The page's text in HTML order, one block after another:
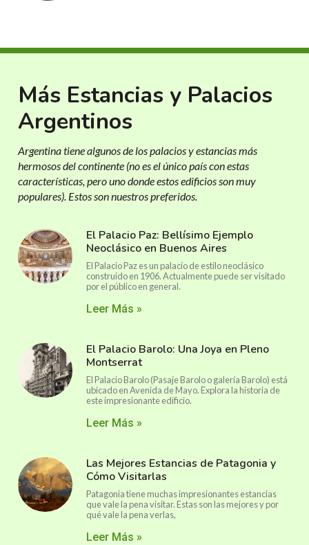
Más Estancias y Palacios
Argentinos
Argentina tiene algunos de los palacios y estancias más
hermosos del continente (no es el único país con estas
características, pero uno donde estos edificios son muy
populares). Estos son nuestros preferidos.
El Palacio Paz: Bellísimo Ejemplo
Neoclásico en Buenos Aires
El Palacio Paz es un palacio de estilo neoclásico
construido en 1906. Actualmente puede ser visitado
por el público en general.
Leer Más »
El Palacio Barolo: Una Joya en Pleno
Montserrat
El Palacio Barolo (Pasaje Barolo o galería Barolo) está
ubicado en Avenida de Mayo. Explora la historia de
este impresionante edificio.
Leer Más »
Las Mejores Estancias de Patagonia y
Cómo Visitarlas
Patagonia tiene muchas impresionantes estancias
que vale la pena visitar. Estas son las mejores y por
qué vale la pena verlas,
Leer Más »